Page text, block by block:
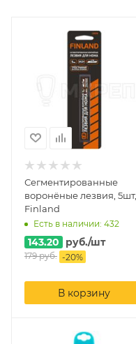
Сегментированные
воронёные лезвия, 5шт,
Finland
Есть в наличии: 432
143.20 руб./шт
179руб. -20%
В корзину